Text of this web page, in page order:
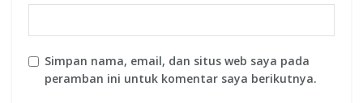
Simpan nama, email, dan situs web saya pada
peramban ini untuk komentar saya berikutnya.